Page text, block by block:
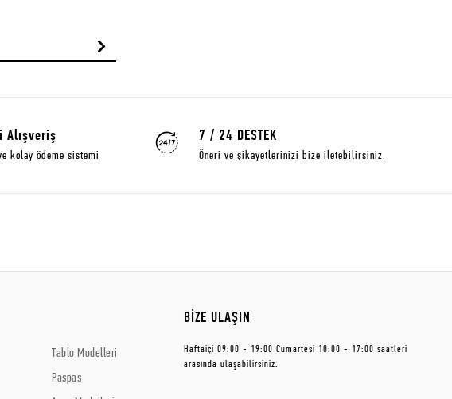
Alışveriş
kolay ödeme sistemi
7 / 24 DESTEK
Öneri ve şikayetlerinizi bize iletebilirsiniz.
Tablo Modelleri
Paspas
BİZE ULAŞIN
Haftaiçi 09:00 - 19:00 Cumartesi 10:00 - 17:00 saatleri
arasında ulaşabilirsiniz.